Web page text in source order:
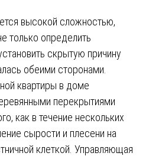
высокой сложностью,
только определить
скрытую причину
обеими сторонами.
квартиры в доме
перекрытиями
как в течение нескольких
сырости и плесени на
клеткой. Управляющая